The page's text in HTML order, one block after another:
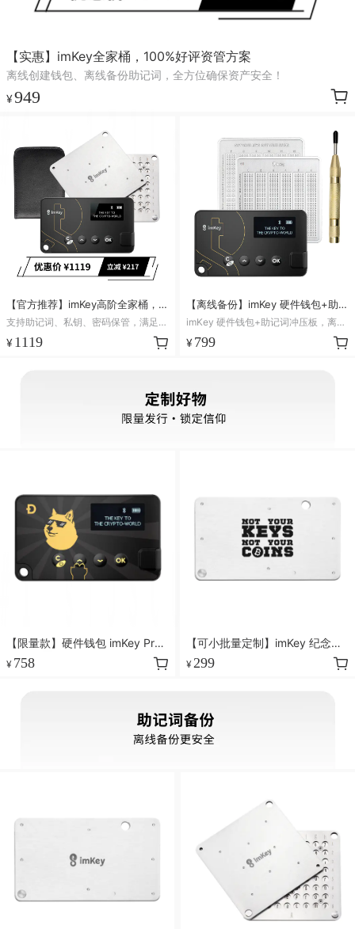
【实惠】imKey全家桶，100%好评资管方案
离线创建钱包、离线备份助记词，全方位确保资产安全！
¥949
【官方推荐】imKey高阶全家桶，支
持更安全玩法
支持助记词、私钥、密码保管，满足自
定义二次加密需求！
¥1119
【离线备份】imKey 硬件钱包+助记
词冲压板L1 Pro
imKey 硬件钱包+助记词冲压板，离线
创建+离线备份，提升数字资产安全！
¥799
【限量款】硬件钱包 imKey Pro
狗狗币定制版
¥ 758
【可小批量定制】imKey 纪念版
定制密盒 S1
¥299